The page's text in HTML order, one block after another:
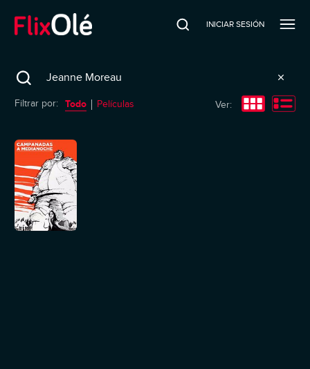
INICIAR SESIÓN
Search
Filtrar por: Todo Películas Ver: